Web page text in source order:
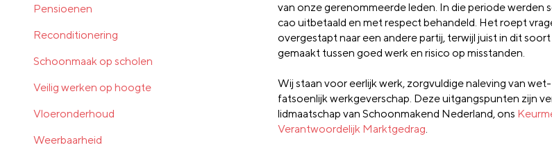
van onze gerenommeerde leden. In die periode werden
cao uitbetaald en met respect behandeld. Het roept
overgestapt naar een andere partij, terwijl juist in dit
gemaakt tussen goed werk en risico op misstanden.
Wij staan voor eerlijk werk, zorgvuldige naleving van
fatsoenlijk werkgeverschap. Deze uitgangspunten zijn
lidmaatschap van Schoonmakend Nederland, ons
Verantwoordelijk Marktgedrag.
Pensioenen
Reconditionering
Schoonmaak op scholen
Veilig werken op hoogte
Vloeronderhoud
Weerbaarheid